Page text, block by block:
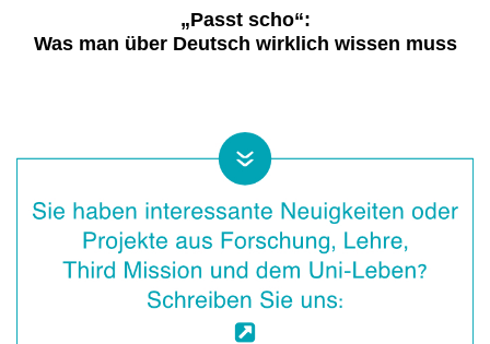
„Passt scho“:
Was man über Deutsch wirklich wissen muss